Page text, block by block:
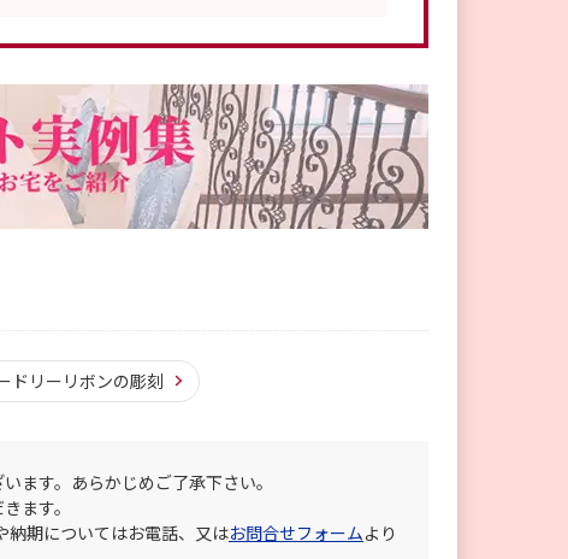
ドリーリボンの彫刻
ます。あらかじめご了承下さい。
ます。
期についてはお電話、又はお問合せフォームより